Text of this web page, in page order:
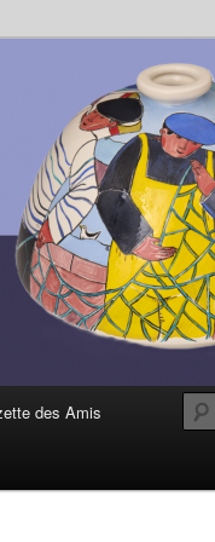
Quimper
des Amis